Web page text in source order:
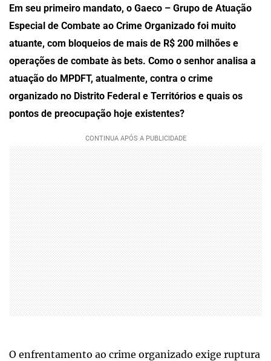
Em seu primeiro mandato, o Gaeco – Grupo de Atuação
Especial de Combate ao Crime Organizado foi muito
atuante, com bloqueios de mais de R$ 200 milhões e
operações de combate às bets. Como o senhor analisa a
atuação do MPDFT, atualmente, contra o crime
organizado no Distrito Federal e Territórios e quais os
pontos de preocupação hoje existentes?
O enfrentamento ao crime organizado exige ruptura